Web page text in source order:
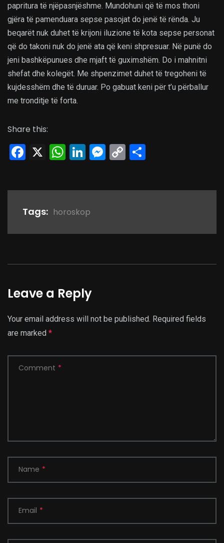
papritura të njëpasnjëshme. Mundohuni që të mos thoni
gjëra të pamenduara sepse pasojat do jenë të rënda. Ju
beqarët nuk duhet të krijoni iluzione të kota sepse personat
që do takoni nuk do jenë ata që keni shpresuar. Në punë do
jeni bashkëpunues dhe mjaft të guximshëm. Do i mahnitni
shefat dhe kolegët. Me shpenzimet duhet të tregoheni të
kujdesshëm dhe të duruar. Po gabuat keni për t’u përballur
me tronditje të forta.
Share this:
Facebook
X WhatsApp
LinkedIn
Messenger
Copy
Link
Tags: horoskop
Leave a Reply
Your email address will not be published. Required fields
are marked *
Comment *
Name *
Email *